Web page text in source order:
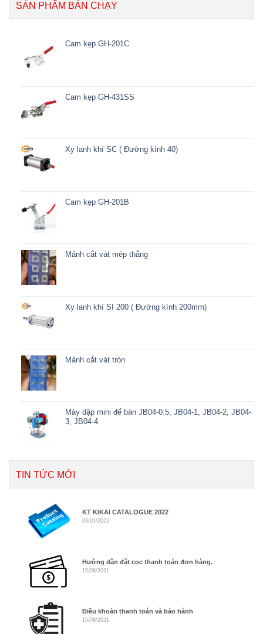
SẢN PHẨM BÁN CHẠY
Cam kẹp GH-201C
Cam kẹp GH-431SS
Xy lanh khí SC ( Đường kính 40)
Cam kẹp GH-201B
Mảnh cắt vát mép thẳng
Xy lanh khí SI 200 ( Đường kính 200mm)
Mảnh cắt vát tròn
Máy dập mini để bàn JB04-0.5, JB04-1, JB04-2, JB04-
3, JB04-4
TIN TỨC MỚI
KT KIKAI CATALOGUE 2022
09/01/2022
Hướng dẫn đặt cọc thanh toán đơn hàng.
15/08/2021
Điều khoản thanh toán và bảo hành
15/08/2021